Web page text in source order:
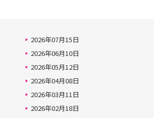
2026年07月15日
2026年06月10日
2026年05月12日
2026年04月08日
2026年03月11日
2026年02月18日